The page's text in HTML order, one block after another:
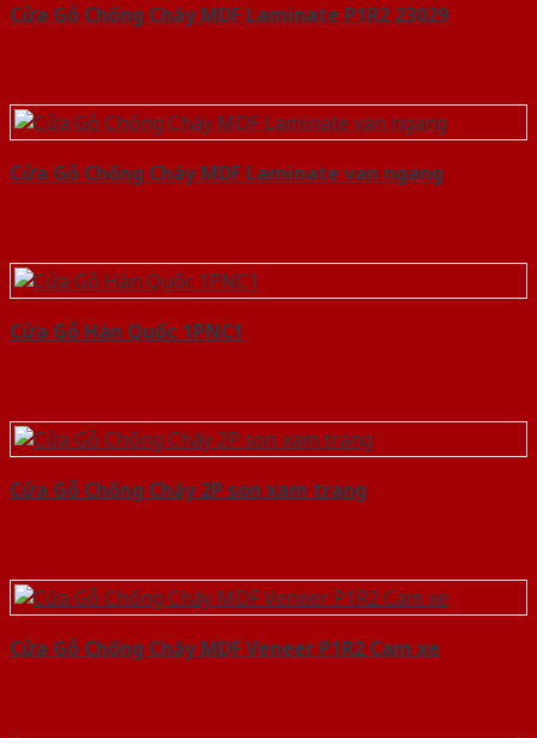
Cửa Gỗ Chống Cháy MDF Laminate P1R2 23029
Cửa Gỗ Chống Cháy MDF Laminate van ngang
Cửa Gỗ Hàn Quốc 1PNC1
Cửa Gỗ Chống Cháy 2P son xam trang
Cửa Gỗ Chống Cháy MDF Veneer P1R2 Cam xe